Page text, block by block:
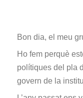
Bon dia, el meu
Ho fem perquè
polítiques del pla
govern de la